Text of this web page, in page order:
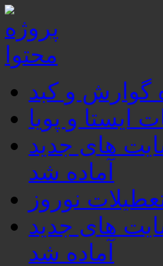
گوارش و کبد
و پویا
وب سایت های جدید
آماده شد
نوروز
وب سایت های جدید
آماده شد